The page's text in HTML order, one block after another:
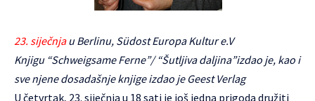
23. siječnjau Berlinu, Südost Europa Kultur e.V
Knjigu “Schweigsame Ferne”/ “Šutljiva daljina”izdao je, kao i
sve njene dosadašnje knjige izdao je Geest Verlag
U četvrtak, 23. siječnja u 18 sati je još jedna prigoda družiti